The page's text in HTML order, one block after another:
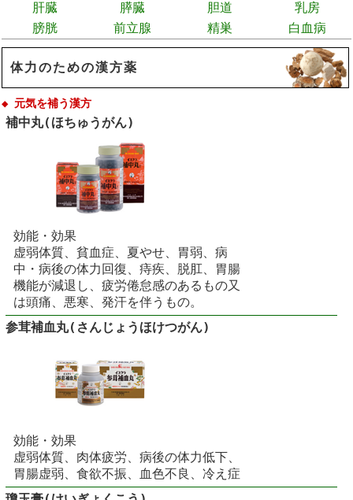
肝臓
膵臓 胆道
乳房
膀胱
前立腺 精巣 白血病
体力のための漢方薬
◆ 元気を補う漢方
補中丸(ほちゅうがん)
効能・効果
虚弱体質、貧血症、夏やせ、胃弱、病
中・病後の体力回復、痔疾、脱肛、胃腸
機能が減退し、疲労倦怠感のあるもの又
は頭痛、悪寒、発汗を伴うもの。
参茸補血丸(さんじょうほけつがん)
効能・効果
虚弱体質、肉体疲労、病後の体力低下、
胃腸虚弱、食欲不振、血色不良、冷え症